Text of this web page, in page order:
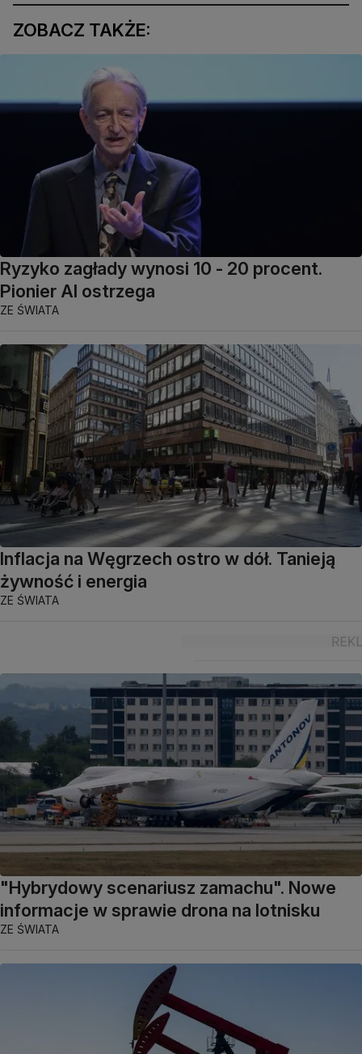
ZOBACZ TAKŻE:
Ryzyko zagłady wynosi 10 - 20 procent.
Pionier AI ostrzega
ZE ŚWIATA
Inflacja na Węgrzech ostro w dół. Tanieją
żywność i energia
ZE ŚWIATA
"Hybrydowy scenariusz zamachu". Nowe
informacje w sprawie drona na lotnisku
ZE ŚWIATA